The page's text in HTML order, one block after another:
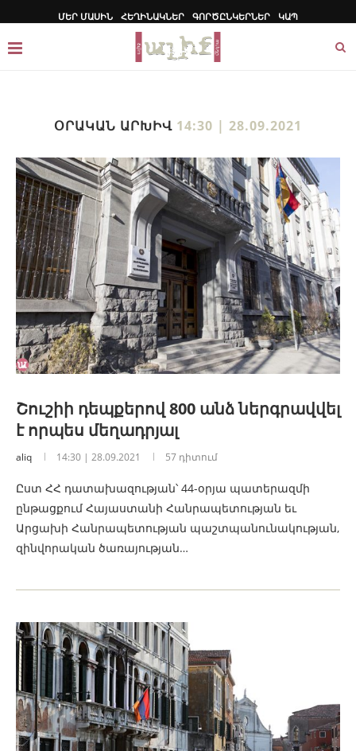
ՄԵՐ ՄԱՍԻՆ ՀԵՂԻՆԱԿՆԵՐ ԳՈՐԾԸՆԿԵՐՆԵՐ ԿԱՊ
ՕՐԱԿԱՆ ԱՐԽԻՎ 14:30 | 28.09.2021
Շուշիի դեպքերով 800 անձ ներգրավվել
է որպես մեղադրյալ
aliq 14:30 | 28.09.2021 57 դիտում
Ըստ ՀՀ դատախազության՝ 44-օրյա պատերազմի
ընթացքում Հայաստանի Հանրապետության եւ
Արցախի Հանրապետության պաշտպանունակության,
զինվորական ծառայության…